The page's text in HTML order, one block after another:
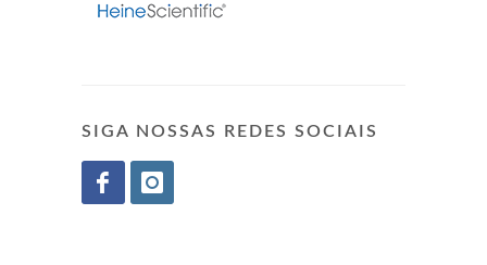
SIGA NOSSAS REDES SOCIAIS